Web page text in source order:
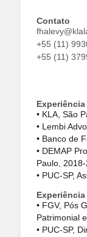
Contato
+55 (11)
+55 (11)
• KLA, São
• Lembi
• Banco de
• DEMAP
Paulo,
• PUC-SP,
• FGV, Pós
Patrimonial
• PUC-SP,